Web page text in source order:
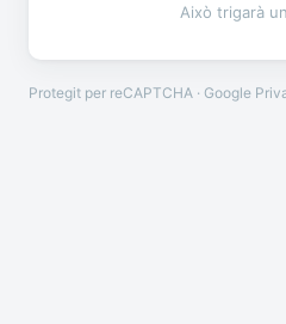
Això trigarà
Protegit per reCAPTCHA · Google